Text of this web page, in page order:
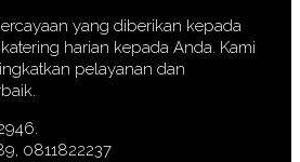
yang diberikan kepada
harian kepada Anda. Kami
pelayanan dan
0811822237